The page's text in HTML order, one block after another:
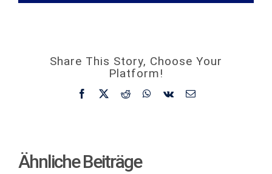
Share This Story, Choose Your
Platform!
Facebook
X RedditWhatsApp
Vk
E-
Ähnliche Beiträge